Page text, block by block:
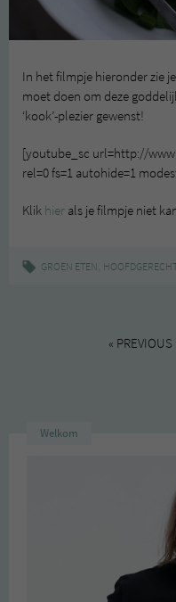
In het filmpje hieronder zie
moet doen om deze
‘kook’-plezier gewenst!
[youtube_sc url=http://
rel=0 fs=1 autohide=1
Klik hier als je filmpje niet
GROEN ETEN,
«
Welkom